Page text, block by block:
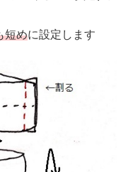
短めに設定します